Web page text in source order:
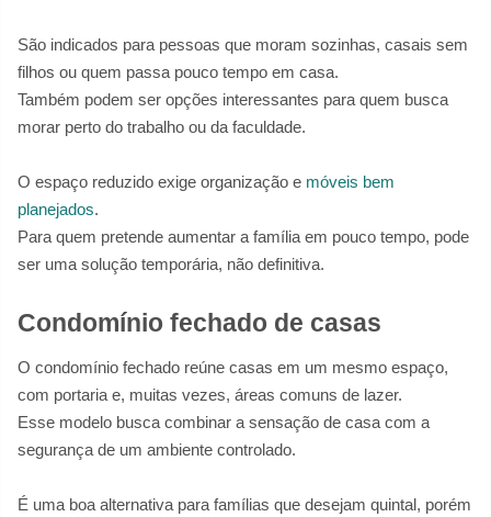
São indicados para pessoas que moram sozinhas, casais sem
filhos ou quem passa pouco tempo em casa.
Também podem ser opções interessantes para quem busca
morar perto do trabalho ou da faculdade.
O espaço reduzido exige organização e móveis bem
planejados.
Para quem pretende aumentar a família em pouco tempo, pode
ser uma solução temporária, não definitiva.
Condomínio fechado de casas
O condomínio fechado reúne casas em um mesmo espaço,
com portaria e, muitas vezes, áreas comuns de lazer.
Esse modelo busca combinar a sensação de casa com a
segurança de um ambiente controlado.
É uma boa alternativa para famílias que desejam quintal, porém